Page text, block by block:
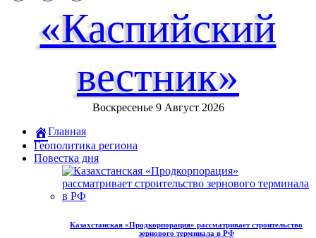
«Каспийский
вестник»
Воскресенье 9 Август 2026
Главная
Геополитика региона
Повестка дня
Казахстанская «Продкорпорация» рассматривает строительство
зернового терминала в РФ